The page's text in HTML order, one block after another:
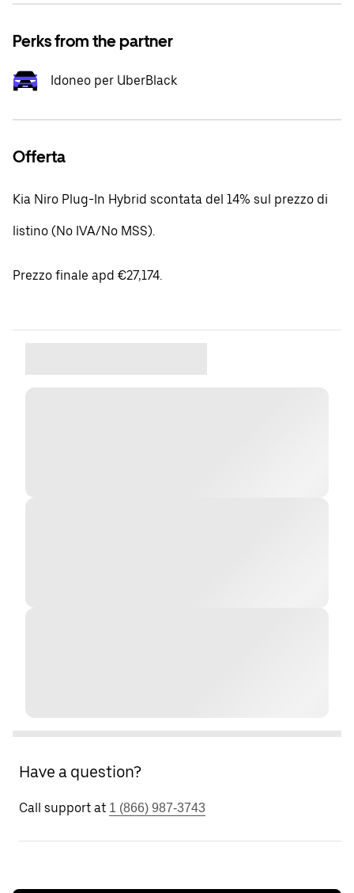
Perks from the partner
Idoneo per UberBlack
Offerta
Kia Niro Plug-In Hybrid scontata del 14% sul prezzo di
listino (No IVA/No MSS).
Prezzo finale apd €27,174.
Have a question?
Call support at 1 (866) 987-3743